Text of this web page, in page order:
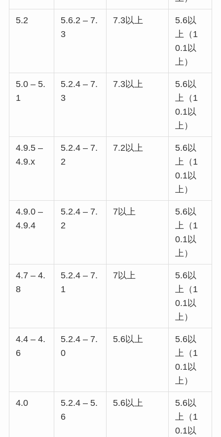
5.2
5.6.2 – 7.
3
7.3以上
5.6以
上（1
0.1以
上）
5.0 – 5.
1
5.2.4 – 7.
3
7.3以上
5.6以
上（1
0.1以
上）
4.9.5 –
4.9.x
5.2.4 – 7.
2
7.2以上
5.6以
上（1
0.1以
上）
4.9.0 –
4.9.4
5.2.4 – 7.
2
7以上
5.6以
上（1
0.1以
上）
4.7 – 4.
8
5.2.4 – 7.
1
7以上
5.6以
上（1
0.1以
上）
4.4 – 4.
6
5.2.4 – 7.
0
5.6以上
5.6以
上（1
0.1以
上）
4.0
5.2.4 – 5.
6
5.6以上
5.6以
上（1
0.1以